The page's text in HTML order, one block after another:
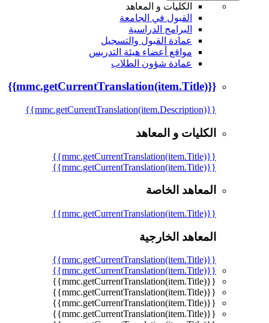
الكليات و المعاهد
القبول في الجامعة
البرامج الدراسية
عمادة القبول والتسجيل
مواقع أعضاء هيئة التدريس
عمادة شؤون الطلاب
الكليات و المعاهد
المعاهد الخاصة
المعاهد الخارجية